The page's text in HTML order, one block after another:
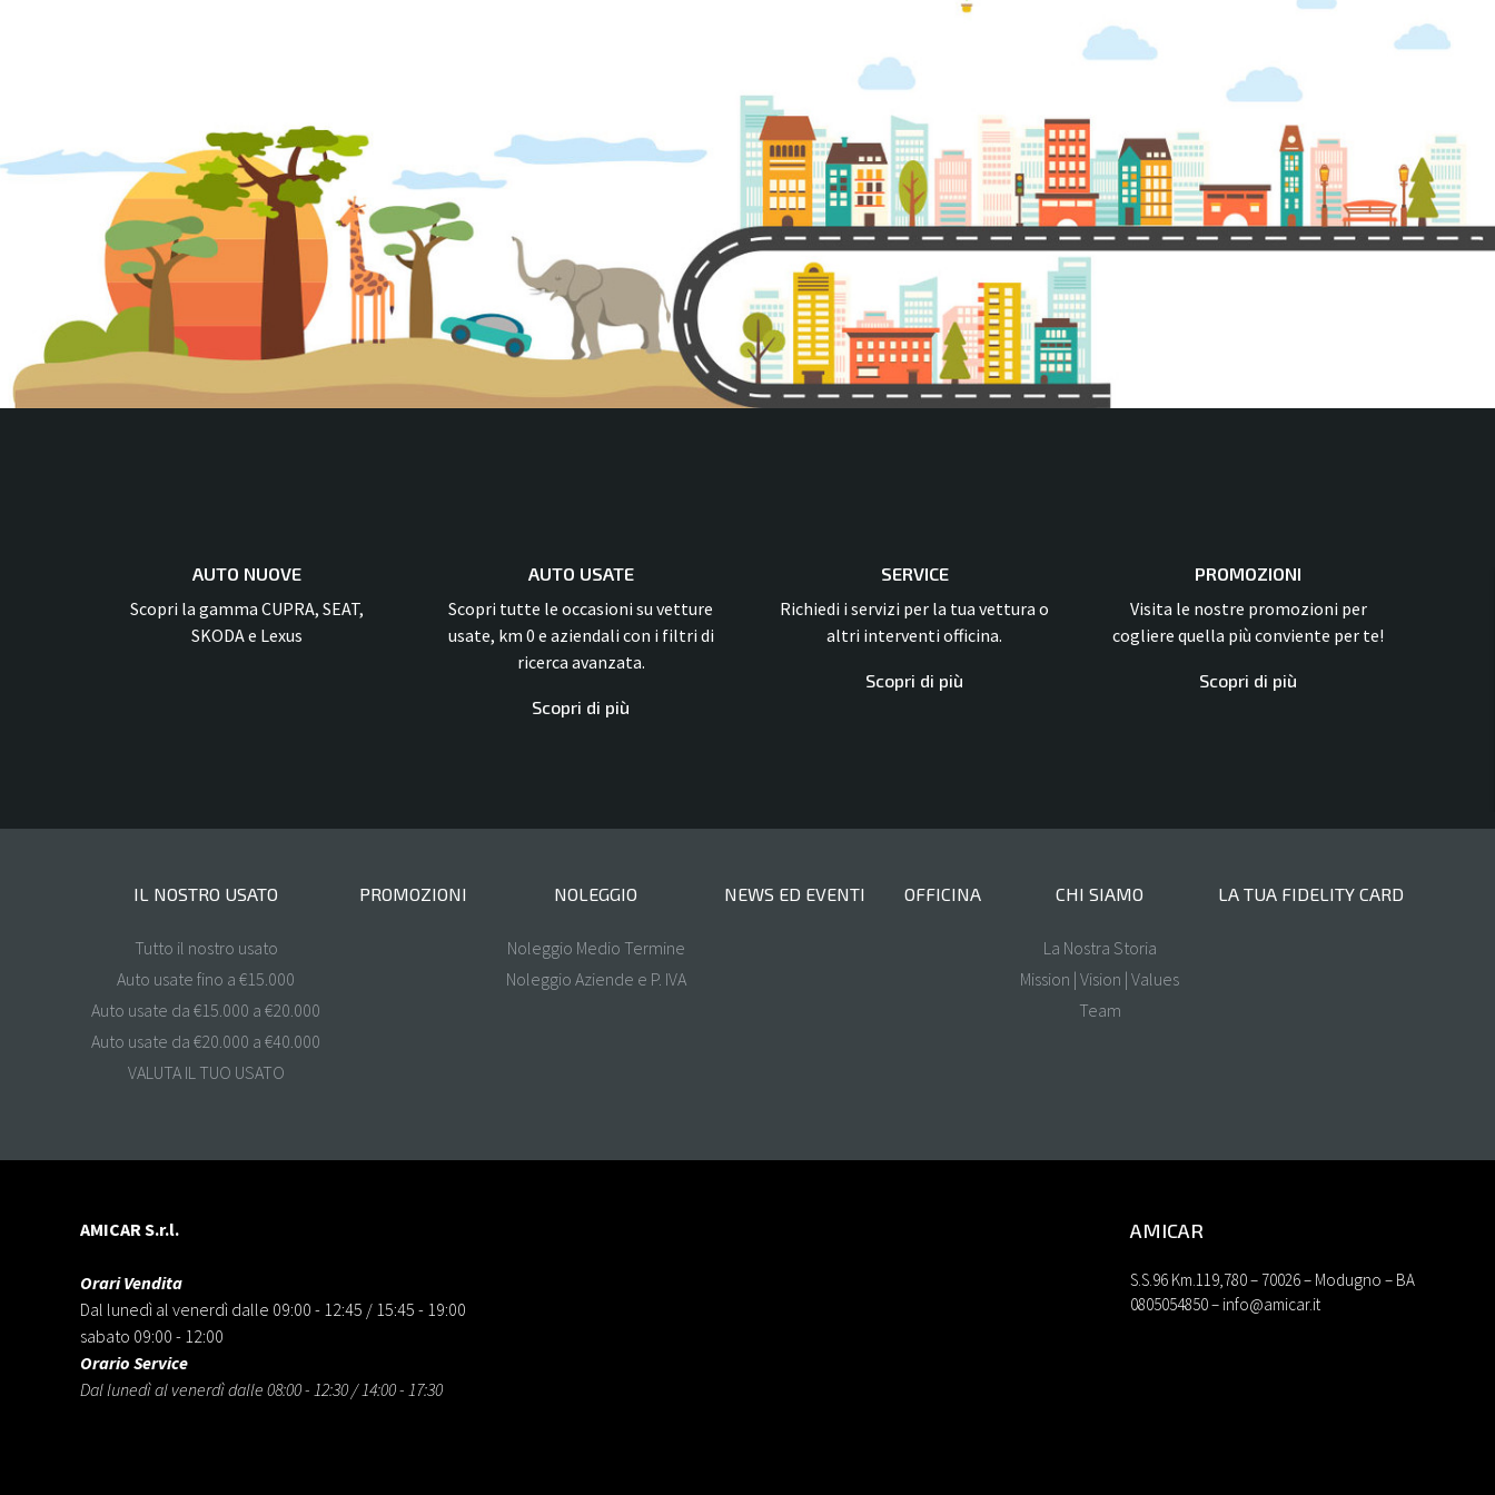
VALUTA IL TUO USATO
AUTO NUOVE
Scopri la gamma CUPRA, SEAT,
SKODA e Lexus
AUTO USATE
Scopri tutte le occasioni su vetture
usate, km 0 e aziendali con i filtri di
ricerca avanzata.
Scopri di più
SERVICE
Richiedi i servizi per la tua vettura o
altri interventi officina.
Scopri di più
PROMOZIONI
Visita le nostre promozioni per
cogliere quella più conviente per te!
Scopri di più
IL NOSTRO USATO
Tutto il nostro usato
Auto usate fino a €15.000
Auto usate da €15.000 a €20.000
Auto usate da €20.000 a €40.000
VALUTA IL TUO USATO
PROMOZIONI NOLEGGIO
Noleggio Medio Termine
Noleggio Aziende e P. IVA
NEWS ED EVENTI OFFICINA CHI SIAMO
La Nostra Storia
Mission | Vision | Values
Team
LA TUA FIDELITY CARD
AMICAR S.r.l.
Orari Vendita
Dal lunedì al venerdì dalle 09:00 - 12:45 / 15:45 - 19:00
sabato 09:00 - 12:00
Orario Service
Dal lunedì al venerdì dalle 08:00 - 12:30 / 14:00 - 17:30
AMICAR
S.S.96 Km.119,780 – 70026 – Modugno – BA
0805054850 – info@amicar.it